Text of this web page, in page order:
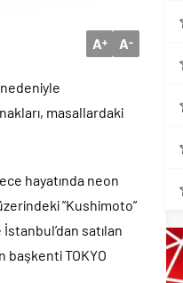
A+ A-
nedeniyle
masallardaki
hayatında neon
”Kushimoto”
satılan
başkenti TOKYO